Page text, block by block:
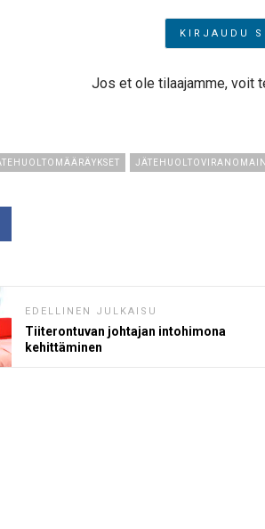
Jos et ole tilaajamme, voit
EDELLINEN JULKAISU
Tiiterontuvan johtajan intohimona
kehittäminen